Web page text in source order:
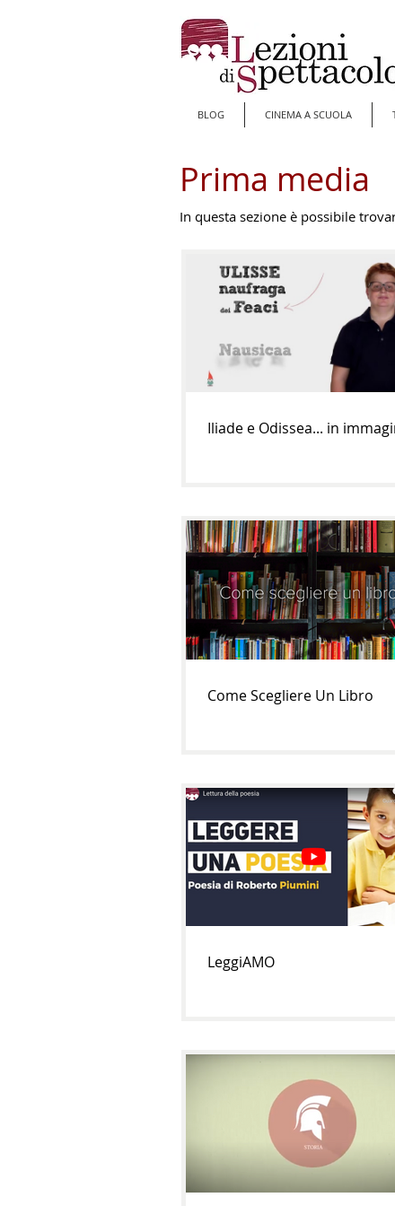
BLOG CINEMA A SCUOLA
Prima media
In questa sezione è possibile
Iliade e Odissea... in
Come Scegliere Un Libro
LeggiAMO